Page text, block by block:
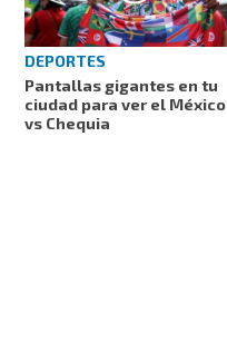
DEPORTES
Pantallas gigantes en tu
ciudad para ver el México
vs Chequia